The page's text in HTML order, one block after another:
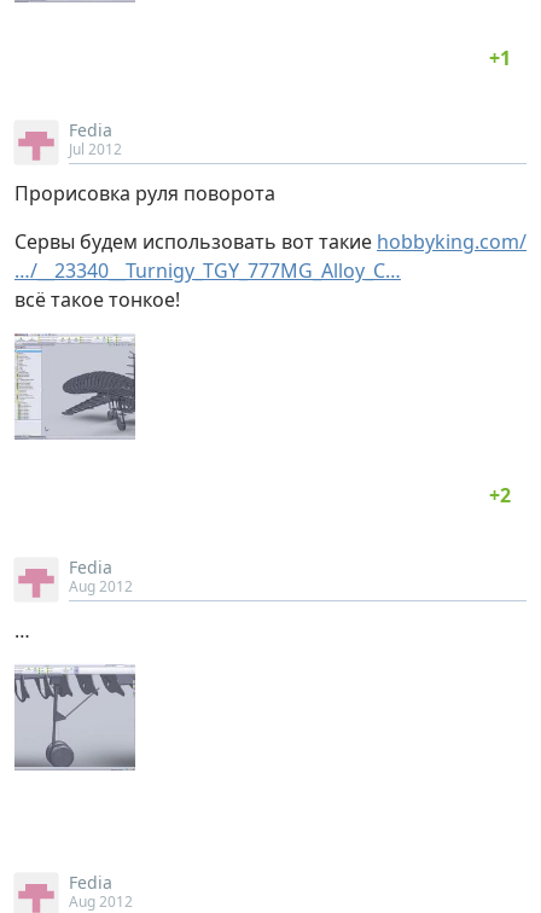
Fedia
Jul 2012
Прорисовка руля поворота
Сервы будем использовать вот такие hobbyking.com/
…/__23340__Turnigy_TGY_777MG_Alloy_C…
всё такое тонкое!
Fedia
Aug 2012
…
Fedia
Aug 2012